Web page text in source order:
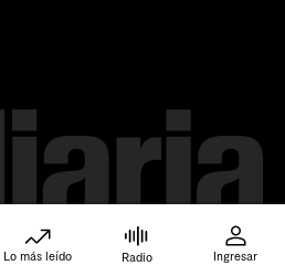
Lo más leído Radio Ingresar